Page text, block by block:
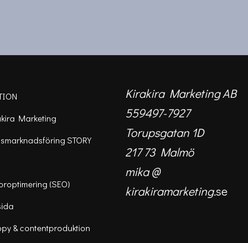
Marketing
STORY
(SEO)
& contentproduktion
Kirakira Marketing AB
559497-7927
Torupsgatan 1D
217 73 Malmö
mika @
kirakiramarketing.se